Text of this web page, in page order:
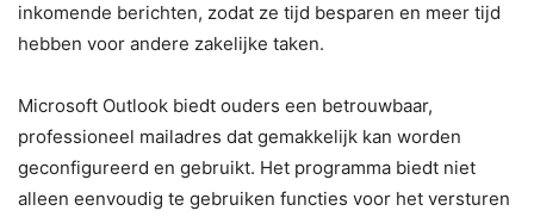
inkomende berichten, zodat ze tijd besparen en meer tijd
hebben voor andere zakelijke taken.
Microsoft Outlook biedt ouders een betrouwbaar,
professioneel mailadres dat gemakkelijk kan worden
geconfigureerd en gebruikt. Het programma biedt niet
alleen eenvoudig te gebruiken functies voor het versturen